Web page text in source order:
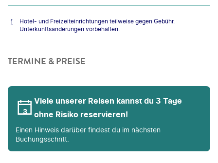
Hotel- und Freizeiteinrichtungen teilweise gegen Gebühr.
Unterkunftsänderungen vorbehalten.
TERMINE & PREISE
Viele unserer Reisen kannst du 3 Tage
ohne Risiko reservieren!
Einen Hinweis darüber findest du im nächsten
Buchungsschritt.